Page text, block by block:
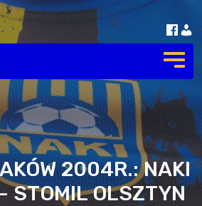
2004R.: NAKI
STOMIL OLSZTYN